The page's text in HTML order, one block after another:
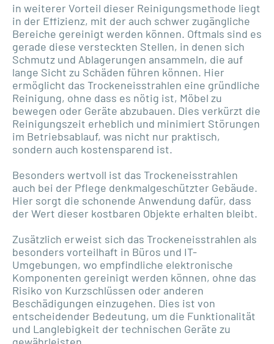
in weiterer Vorteil dieser Reinigungsmethode liegt
in der Effizienz, mit der auch schwer zugängliche
Bereiche gereinigt werden können. Oftmals sind es
gerade diese versteckten Stellen, in denen sich
Schmutz und Ablagerungen ansammeln, die auf
lange Sicht zu Schäden führen können. Hier
ermöglicht das Trockeneisstrahlen eine gründliche
Reinigung, ohne dass es nötig ist, Möbel zu
bewegen oder Geräte abzubauen. Dies verkürzt die
Reinigungszeit erheblich und minimiert Störungen
im Betriebsablauf, was nicht nur praktisch,
sondern auch kostensparend ist.
Besonders wertvoll ist das Trockeneisstrahlen
auch bei der Pflege denkmalgeschützter Gebäude.
Hier sorgt die schonende Anwendung dafür, dass
der Wert dieser kostbaren Objekte erhalten bleibt.
Zusätzlich erweist sich das Trockeneisstrahlen als
besonders vorteilhaft in Büros und IT-
Umgebungen, wo empfindliche elektronische
Komponenten gereinigt werden können, ohne das
Risiko von Kurzschlüssen oder anderen
Beschädigungen einzugehen. Dies ist von
entscheidender Bedeutung, um die Funktionalität
und Langlebigkeit der technischen Geräte zu